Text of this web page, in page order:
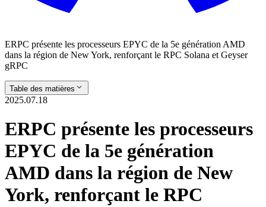
ERPC présente les processeurs EPYC de la 5e génération AMD
dans la région de New York, renforçant le RPC Solana et Geyser
gRPC
Table des matières
2025.07.18
ERPC présente les processeurs
EPYC de la 5e génération
AMD dans la région de New
York, renforçant le RPC